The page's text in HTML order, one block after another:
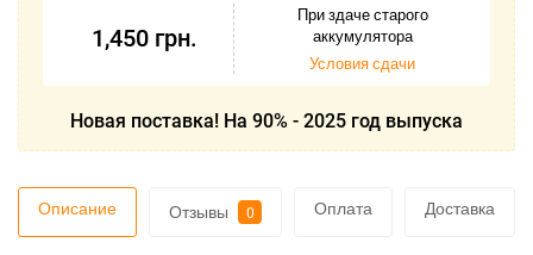
1,450 грн.
При здаче старого
аккумулятора
Условия сдачи
Новая поставка! На 90% - 2025 год выпуска
Описание Отзывы 0 Оплата Доставка